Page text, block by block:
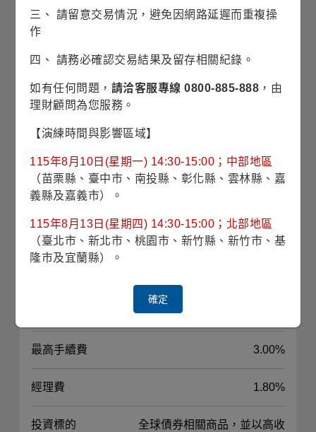
基本資料
基金成立日
基金規模
76億7仟2佰萬臺幣
風險等級 RR3(穩健型)
最高手續費 3.00%
經理費 1.80%
投資標的
全球債券相關商品，並以高收
三、 請留意交易情況，避免因網路延遲而重複操
作
四、 請務必確認交易結果及留存相關紀錄。
如有任何問題， 請洽客服專線 0800-885-888 ，由
理財顧問為您服務。
【演練時間與影響區域】
115年8月10日(星期一) 14:30-15:00；中部地區
（苗栗縣、臺中市、南投縣、彰化縣、雲林縣、嘉
義縣及嘉義市）。
115年8月13日(星期四) 14:30-15:00；北部地區
（臺北市、新北市、桃園市、新竹縣、新竹市、基
隆市及宜蘭縣）。
確定